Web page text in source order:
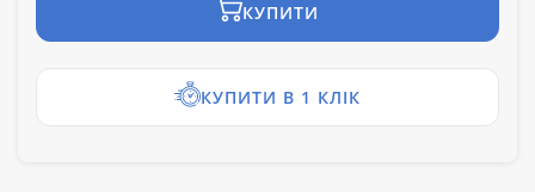
КУПИТИ
КУПИТИ В 1 КЛІК